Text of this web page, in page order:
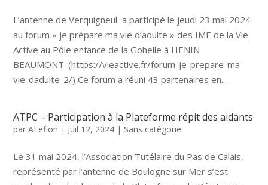
L’antenne de Verquigneul a participé le jeudi 23 mai 2024
au forum « je prépare ma vie d’adulte » des IME de la Vie
Active au Pôle enfance de la Gohelle à HENIN
BEAUMONT. (https://vieactive.fr/forum-je-prepare-ma-
vie-dadulte-2/) Ce forum a réuni 43 partenaires en...
ATPC – Participation à la Plateforme répit des aidants
parALeflon | Juil 12, 2024 | Sans catégorie
Le 31 mai 2024, l’Association Tutélaire du Pas de Calais,
représenté par l’antenne de Boulogne sur Mer s’est